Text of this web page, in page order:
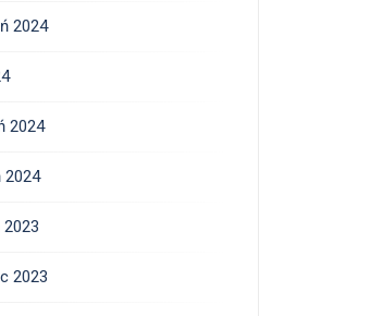
2024
2024
2024
2023